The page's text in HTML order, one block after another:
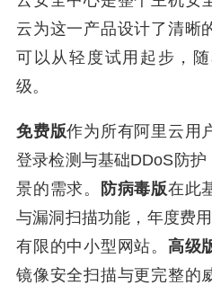
云为这一产品设计了清晰
可以从轻度试用起步，
级。
免费版作为所有阿里云用
登录检测与基础DDoS防
景的需求。
防病毒版在此
与漏洞扫描功能，年度费
有限的中小型网站。 高级
镜像安全扫描与更完整的